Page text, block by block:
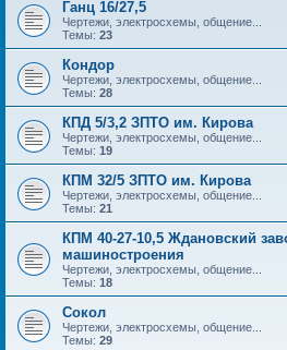
Ганц 16/27,5
Чертежи, электросхемы, общение...
Темы: 23
Кондор
Чертежи, электросхемы, общение...
Темы: 28
КПД 5/3,2 ЗПТО им. Кирова
Чертежи, электросхемы, общение...
Темы: 19
КПМ 32/5 ЗПТО им. Кирова
Чертежи, электросхемы, общение...
Темы: 21
КПМ 40-27-10,5 Ждановский
машиностроения
Чертежи, электросхемы, общение...
Темы: 18
Сокол
Чертежи, электросхемы, общение...
Темы: 29